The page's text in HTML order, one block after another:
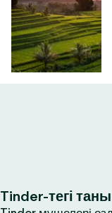
Tinder-тегі